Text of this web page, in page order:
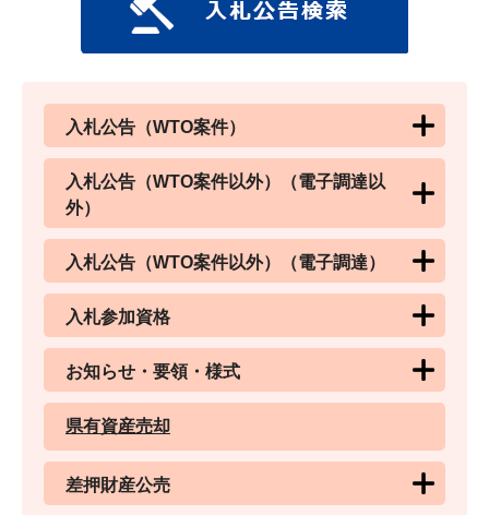
入札公告（WTO案件）
入札公告（WTO案件以外）（電子調達以
外）
入札公告（WTO案件以外）（電子調達）
入札参加資格
お知らせ・要領・様式
県有資産売却
差押財産公売